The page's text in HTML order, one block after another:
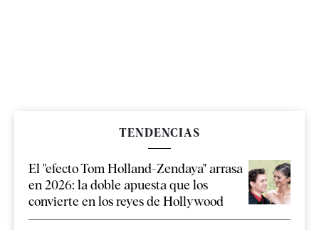
TENDENCIAS
El "efecto Tom Holland-Zendaya" arrasa
en 2026: la doble apuesta que los
convierte en los reyes de Hollywood